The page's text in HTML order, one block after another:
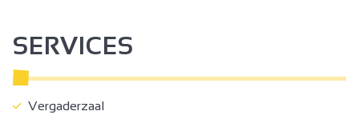
SERVICES
Vergaderzaal